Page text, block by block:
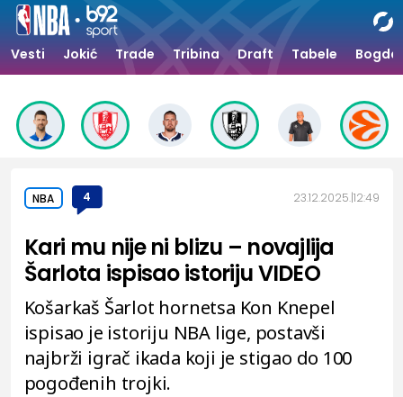
Vesti Jokić Trade Tribina Draft Tabele
NBA 4 23.12.2025. 12:49
Kari mu nije ni blizu – novajlija
Šarlota ispisao istoriju VIDEO
Košarkaš Šarlot hornetsa Kon Knepel
ispisao je istoriju NBA lige, postavši
najbrži igrač ikada koji je stigao do 100
pogođenih trojki.